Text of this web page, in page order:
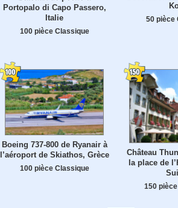
Portopalo di Capo Passero,
Italie
100 pièce Classique
50 pièce
Boeing 737-800 de Ryanair à
l’aéroport de Skiathos, Grèce
100 pièce Classique
Château
la place de
150